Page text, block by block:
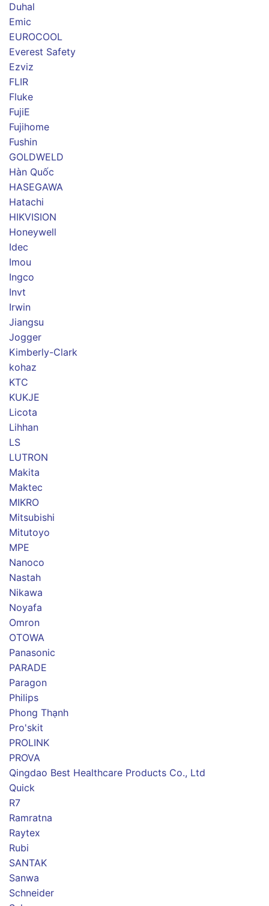
Duhal
Emic
EUROCOOL
Everest Safety
Ezviz
FLIR
Fluke
FujiE
Fujihome
Fushin
GOLDWELD
Hàn Quốc
HASEGAWA
Hatachi
HIKVISION
Honeywell
Idec
Imou
Ingco
Invt
Irwin
Jiangsu
Jogger
Kimberly-Clark
kohaz
KTC
KUKJE
Licota
Lihhan
LS
LUTRON
Makita
Maktec
MIKRO
Mitsubishi
Mitutoyo
MPE
Nanoco
Nastah
Nikawa
Noyafa
Omron
OTOWA
Panasonic
PARADE
Paragon
Philips
Phong Thạnh
Pro'skit
PROLINK
PROVA
Qingdao Best Healthcare Products Co., Ltd
Quick
R7
Ramratna
Raytex
Rubi
SANTAK
Sanwa
Schneider